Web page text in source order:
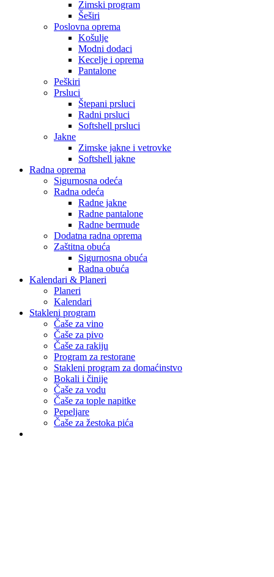
Zimski program
Šeširi
Poslovna oprema
Košulje
Modni dodaci
Kecelje i oprema
Pantalone
Peškiri
Prsluci
Štepani prsluci
Radni prsluci
Softshell prsluci
Jakne
Zimske jakne i vetrovke
Softshell jakne
Radna oprema
Sigurnosna odeća
Radna odeća
Radne jakne
Radne pantalone
Radne bermude
Dodatna radna oprema
Zaštitna obuća
Sigurnosna obuća
Radna obuća
Kalendari & Planeri
Planeri
Kalendari
Stakleni program
Čaše za vino
Čaše za pivo
Čaše za rakiju
Program za restorane
Stakleni program za domaćinstvo
Bokali i činije
Čaše za vodu
Čaše za tople napitke
Pepeljare
Čaše za žestoka pića